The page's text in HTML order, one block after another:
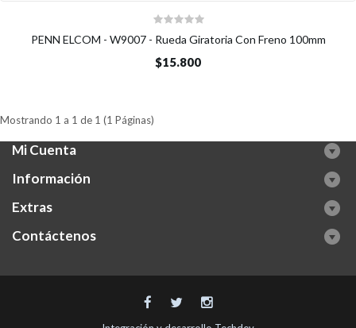
PENN ELCOM - W9007 - Rueda Giratoria Con Freno 100mm
$15.800
Mostrando 1 a 1 de 1 (1 Páginas)
Mi Cuenta
Información
Extras
Contáctenos